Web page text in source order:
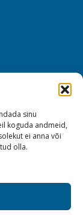
sinu
koguda andmeid,
ei anna või
olla.